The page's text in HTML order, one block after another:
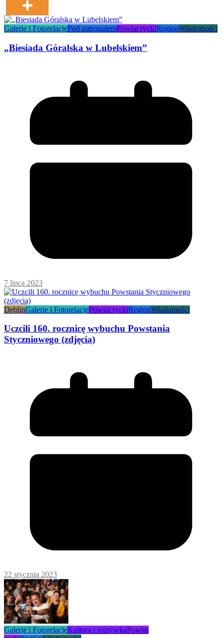
Galerie i FotorelacjePod patronatemPowiat ryckiRegionWiadomości
„Biesiada Góralska w Lubelskiem”
7 lipca 2023
DęblinGalerie i FotorelacjePowiat ryckiRegionWiadomości
Uczcili 160. rocznicę wybuchu Powstania
Styczniowego (zdjęcia)
22 stycznia 2023
Galerie i FotorelacjeKultura i rozrywkaPowiat